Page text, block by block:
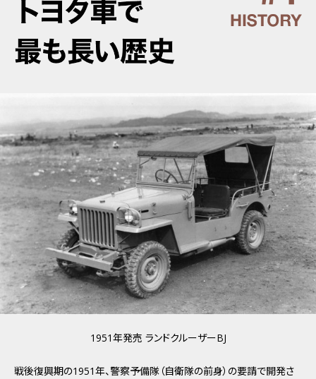
1951年発売 ランドクルーザーBJ
戦後復興期の1951年、警察予備隊（自衛隊の前身）の要請で開発さ